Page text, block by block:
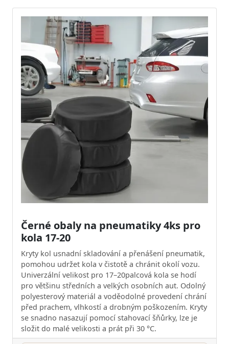
Černé obaly na pneumatiky 4ks pro
kola 17-20
Kryty kol usnadní skladování a přenášení pneumatik,
pomohou udržet kola v čistotě a chránit okolí vozu.
Univerzální velikost pro 17–20palcová kola se hodí
pro většinu středních a velkých osobních aut. Odolný
polyesterový materiál a voděodolné provedení chrání
před prachem, vlhkostí a drobným poškozením. Kryty
se snadno nasazují pomocí stahovací šňůrky, lze je
složit do malé velikosti a prát při 30 °C.